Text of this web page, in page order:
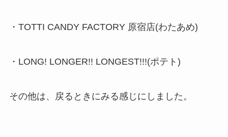
・TOTTI CANDY FACTORY 原宿店(わたあめ)
・LONG! LONGER!! LONGEST!!!(ポテト)
その他は、戻るときにみる感じにしました。